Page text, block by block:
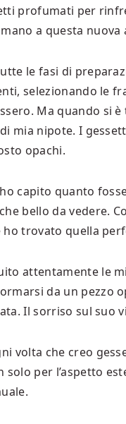
profumati per
a questa nuova
le fasi di
selezionando le
Ma quando si
mia nipote. I
opachi.
ho capito quanto
bello da vedere.
trovato quella
attentamente le
da un pezzo
Il sorriso sul suo
volta che creo
solo per l’aspetto